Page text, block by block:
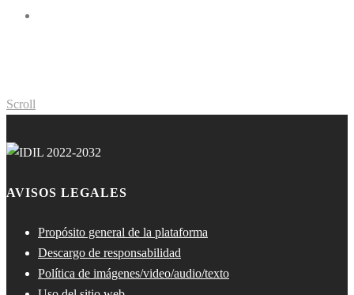
Scroll
AVISOS LEGALES
Propósito general de la plataforma
Descargo de responsabilidad
Política de imágenes/video/audio/texto